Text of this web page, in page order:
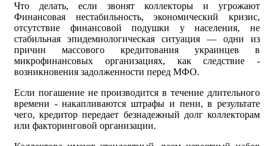
Что делать, если звонят коллекторы и угрожают
Финансовая нестабильность, экономический кризис,
отсутствие финансовой подушки у населения, не
стабильная эпидемиологическая ситуация — одни из
причин массового кредитования украинцев в
микрофинансовых организациях, как следствие -
возникновения задолженности перед МФО.
Если погашение не производится в течение длительного
времени - накапливаются штрафы и пени, в результате
чего, кредитор передает безнадежный долг коллекторам
или факторинговой организации.